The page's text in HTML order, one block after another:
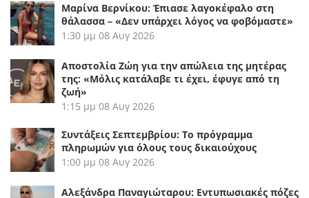
Μαρίνα Βερνίκου: Έπιασε λαγοκέφαλο στη
θάλασσα – «Δεν υπάρχει λόγος να φοβόμαστε»
1:30 μμ 08 Αυγ 2026
Αποστολία Ζώη για την απώλεια της μητέρας
της: «Μόλις κατάλαβε τι έχει, έφυγε από τη
ζωή»
1:15 μμ 08 Αυγ 2026
Συντάξεις Σεπτεμβρίου: Το πρόγραμμα
πληρωμών για όλους τους δικαιούχους
1:00 μμ 08 Αυγ 2026
Αλεξάνδρα Παναγιώταρου: Εντυπωσιακές πόζες